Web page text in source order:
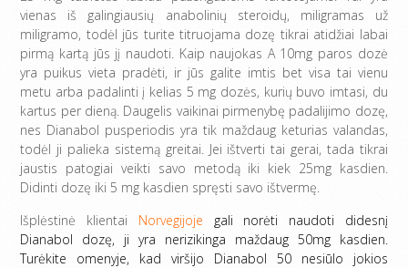
vienas iš galingiausių anabolinių steroidų, miligramas už
miligramo, todėl jūs turite titruojama dozę tikrai atidžiai labai
pirmą kartą jūs jį naudoti. Kaip naujokas A 10mg paros dozė
yra puikus vieta pradėti, ir jūs galite imtis bet visa tai vienu
metu arba padalinti į kelias 5 mg dozės, kurių buvo imtasi, du
kartus per dieną. Daugelis vaikinai pirmenybę padalijimo dozę,
nes Dianabol pusperiodis yra tik maždaug keturias valandas,
todėl ji palieka sistemą greitai. Jei ištverti tai gerai, tada tikrai
jaustis patogiai veikti savo metodą iki kiek 25mg kasdien.
Didinti dozę iki 5 mg kasdien spręsti savo ištvermę.
Išplėstinė klientai Norvegijoje gali norėti naudoti didesnį
Dianabol dozę, ji yra nerizikinga maždaug 50mg kasdien.
Turėkite omenyje, kad viršijo Dianabol 50 nesiūlo jokios